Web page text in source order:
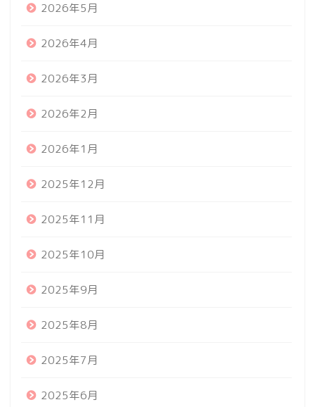
2026年5月
2026年4月
2026年3月
2026年2月
2026年1月
2025年12月
2025年11月
2025年10月
2025年9月
2025年8月
2025年7月
2025年6月